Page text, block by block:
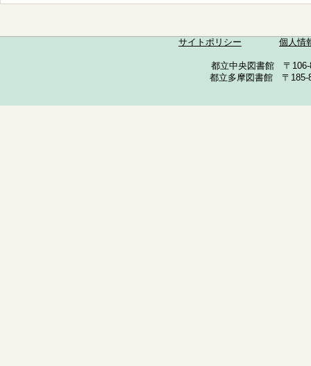
サイトポリシー 個人情
都立中央図書館 〒
都立多摩図書館 〒185-